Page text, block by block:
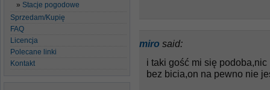
Stacje pogodowe
Sprzedam/Kupię
FAQ
Licencja
Polecane linki
Kontakt
miro said:
i taki gość mi się
bez bicia,on na pewno nie